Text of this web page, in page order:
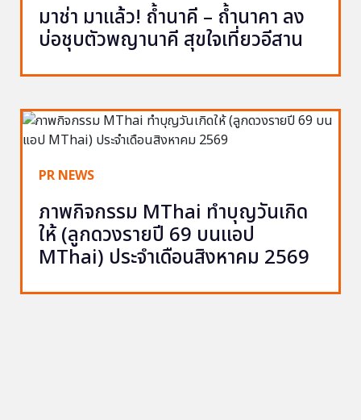
มาช่า มาแล้ว! ถ้ำนาคี – ถ้ำนาคา ลง
บ่อชุบตัวพญานาคี สุขใจเที่ยวอีสาน
PR NEWS
ภาพกิจกรรม MThai ทำบุญวันเกิด
ให้ (ลูกดวงรายปี 69 บนแอป
MThai) ประจำเดือนสิงหาคม 2569